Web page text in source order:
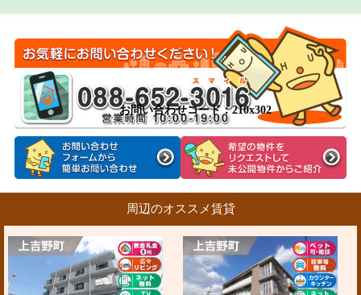
お問い合わせコード：210x302
周辺のオススメ賃貸